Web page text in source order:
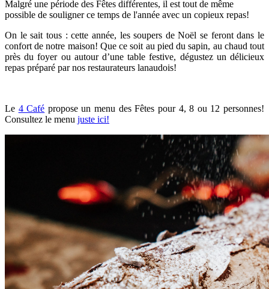
Malgré une période des Fêtes différentes, il est tout de même
possible de souligner ce temps de l'année avec un copieux repas!
On le sait tous : cette année, les soupers de Noël se feront dans le
confort de notre maison! Que ce soit au pied du sapin, au chaud tout
près du foyer ou autour d’une table festive, dégustez un délicieux
repas préparé par nos restaurateurs lanaudois!
Le 4 Café propose un menu des Fêtes pour 4, 8 ou 12 personnes!
Consultez le menu juste ici!